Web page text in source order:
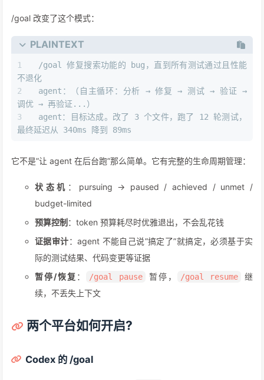
/goal 改变了这个模式：
PLAINTEXT
/goal 修复搜索功能的 bug，直到所有测试通过且性能
不退化
agent：（自主循环：分析 → 修复 → 测试 → 验证 →
调优 → 再验证...）
agent：目标达成。改了 3 个文件，跑了 12 轮测试，
最终延迟从 340ms 降到 89ms
它不是”让 agent 在后台跑”那么简单。它有完整的生命周期管理：
状态机 ：pursuing → paused / achieved / unmet /
budget-limited
预算控制 ：token 预算耗尽时优雅退出，不会乱花钱
证据审计：agent 不能自己说”搞定了”就搞定，必须基于实
际的测试结果、代码变更等证据
暂停/恢复 ： /goal pause 暂停， /goal resume
继
续，不丢失上下文
两个平台如何开启?
Codex 的 /goal